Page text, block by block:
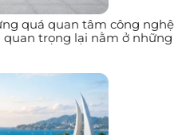
quá quan tâm công nghệ
trọng lại nằm ở những